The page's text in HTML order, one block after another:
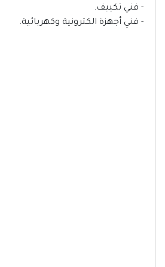
- فني تكييف.
- فني أجهزة الكترونية وكهربائية.